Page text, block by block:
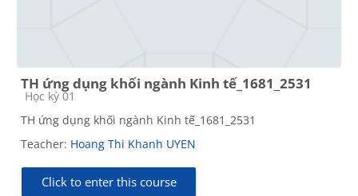
TH ứng dụng khối ngành Kinh tế_1681_2531
Course category
Học kỳ 01
TH ứng dụng khối ngành Kinh tế_1681_2531
Teacher: Hoang Thi Khanh UYEN
Click to enter this course